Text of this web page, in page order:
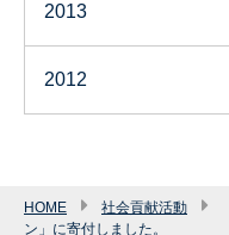
2013
2012
HOME 社会貢献活動
ン」に寄付しました。